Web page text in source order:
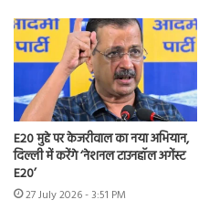
E20 मुद्दे पर केजरीवाल का नया अभियान,
दिल्ली में करेंगे ‘नेशनल टाउनहॉल अगेंस्ट
E20’
27 July 2026 - 3:51 PM